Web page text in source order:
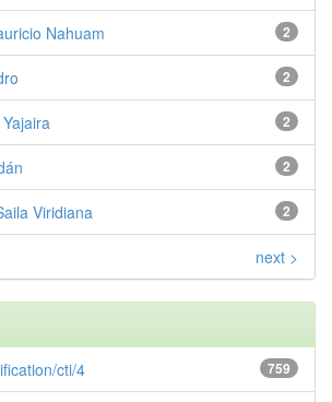
2
Nahuam
2
2
2
2
Viridiana
next >
759
cti/4